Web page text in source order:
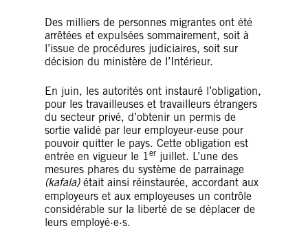
Des milliers de personnes migrantes ont été
arrêtées et expulsées sommairement, soit à
l’issue de procédures judiciaires, soit sur
décision du ministère de l’Intérieur.
En juin, les autorités ont instauré l’obligation,
pour les travailleuses et travailleurs étrangers
du secteur privé, d’obtenir un permis de
sortie validé par leur employeur·euse pour
pouvoir quitter le pays. Cette obligation est
entrée en vigueur le 1 er juillet. L’une des
mesures phares du système de parrainage
(kafala)était ainsi réinstaurée, accordant aux
employeurs et aux employeuses un contrôle
considérable sur la liberté de se déplacer de
leurs employé·e·s.